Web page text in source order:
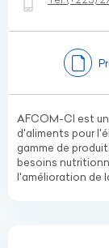
AFCOM-CI est
d'aliments pour
gamme de
besoins
l'amélioration de